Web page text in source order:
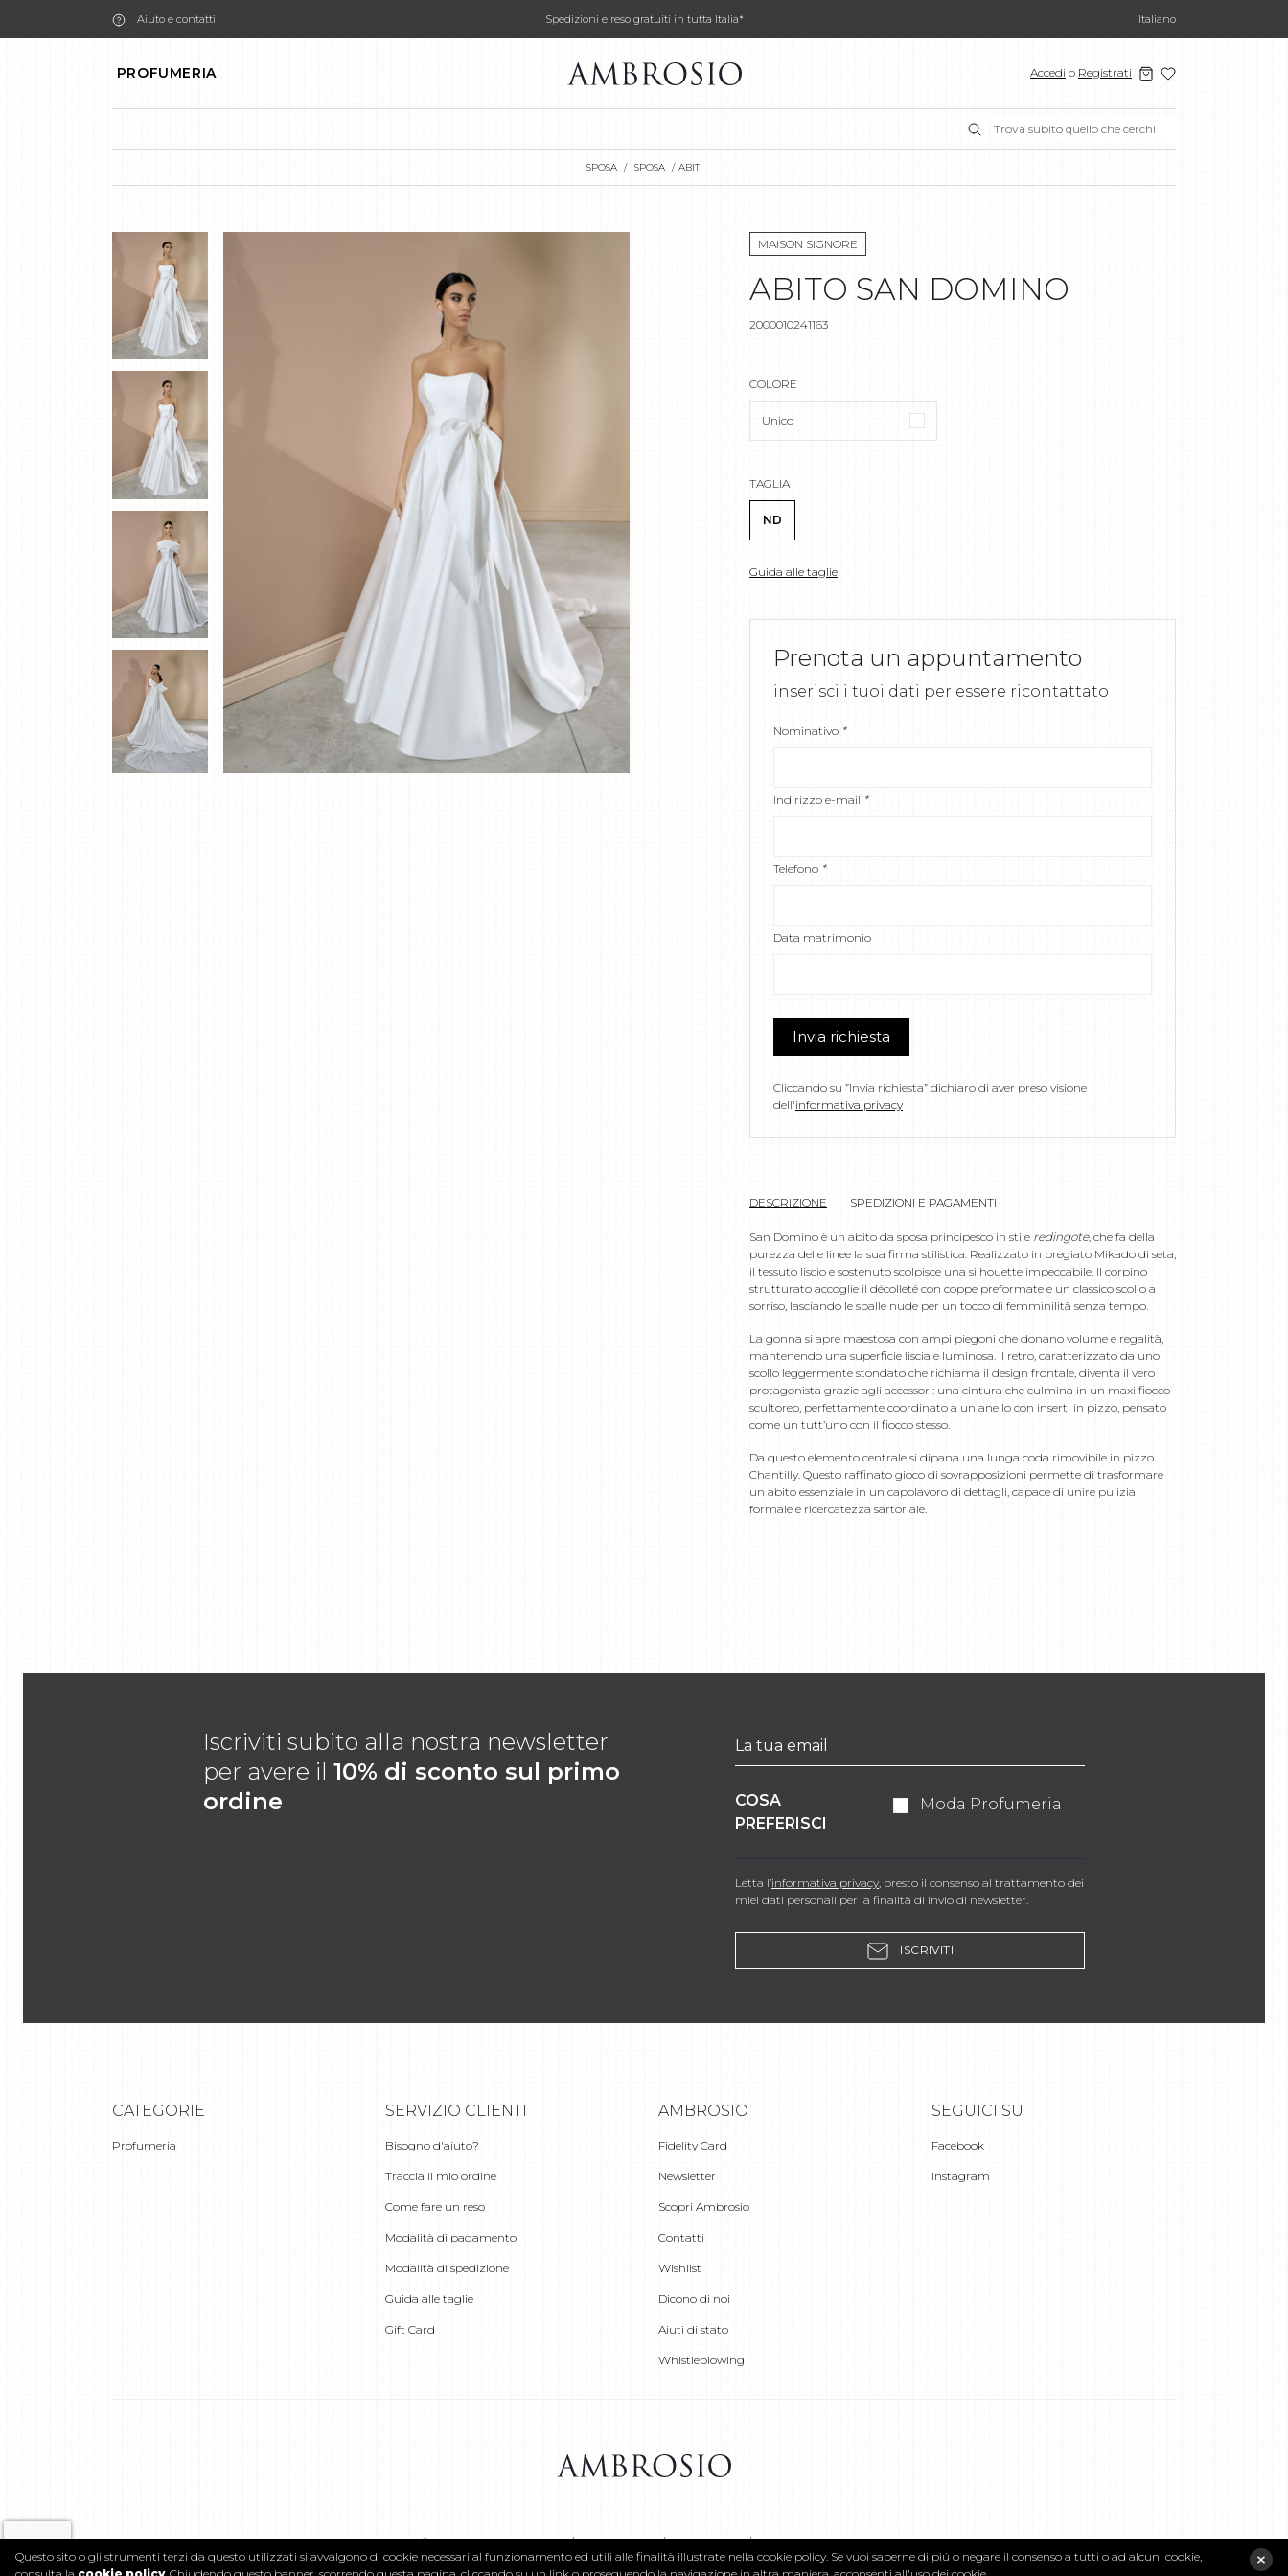
Aiuto e contatti Spedizioni e reso gratuiti in tutta Italia* Italiano
PROFUMERIA Accedi o Registrati
SPOSA SPOSA ABITI
MAISON SIGNORE
ABITO SAN DOMINO
2000010241163
COLORE
Unico
TAGLIA
ND
Guida alle taglie
Prenota un appuntamento
inserisci i tuoi dati per essere ricontattato
Nominativo *
Indirizzo e-mail *
Telefono *
Data matrimonio
Invia richiesta
Cliccando su ”Invia richiesta” dichiaro di aver preso visione
dell'informativa privacy
DESCRIZIONE SPEDIZIONI E PAGAMENTI
San Domino è un abito da sposa principesco in stile redingote, che fa della
purezza delle linee la sua firma stilistica. Realizzato in pregiato Mikado di seta,
il tessuto liscio e sostenuto scolpisce una silhouette impeccabile. Il corpino
strutturato accoglie il décolleté con coppe preformate e un classico scollo a
sorriso, lasciando le spalle nude per un tocco di femminilità senza tempo.
La gonna si apre maestosa con ampi piegoni che donano volume e regalità,
mantenendo una superficie liscia e luminosa. Il retro, caratterizzato da uno
scollo leggermente stondato che richiama il design frontale, diventa il vero
protagonista grazie agli accessori: una cintura che culmina in un maxi fiocco
scultoreo, perfettamente coordinato a un anello con inserti in pizzo, pensato
come un tutt’uno con il fiocco stesso.
Da questo elemento centrale si dipana una lunga coda rimovibile in pizzo
Chantilly. Questo raffinato gioco di sovrapposizioni permette di trasformare
un abito essenziale in un capolavoro di dettagli, capace di unire pulizia
formale e ricercatezza sartoriale.
Iscriviti subito alla nostra newsletter
per avere il 10% di sconto sul primo
ordine
COSA
PREFERISCI
Moda Profumeria
Letta l’informativa privacy, presto il consenso al trattamento dei
miei dati personali per la finalità di invio di newsletter.
ISCRIVITI
CATEGORIE
Profumeria
SERVIZIO CLIENTI
Bisogno d'aiuto?
Traccia il mio ordine
Come fare un reso
Modalità di pagamento
Modalità di spedizione
Guida alle taglie
Gift Card
AMBROSIO
Fidelity Card
Newsletter
Scopri Ambrosio
Contatti
Wishlist
Dicono di noi
Aiuti di stato
Whistleblowing
SEGUICI SU
Facebook
Instagram
© 2020 Gruppo Ambrosio Privacy Policy Cookie policy
Termini e condizioni
Questo sito o gli strumenti terzi da questo utilizzati si avvalgono di cookie necessari al funzionamento ed utili alle finalità illustrate nella cookie policy. Se vuoi saperne di piú o negare il consenso a tutti o ad alcuni cookie,